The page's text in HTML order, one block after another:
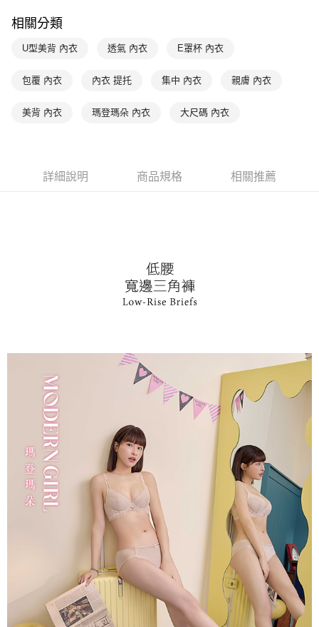
【注意事項】
１．透過由恩沛科技股份有限公司提供之「AFTEE先享後付」服務完成之交
２．關於個人資料處理事宜，請瀏覽以下網址：
３．未成年的使用者請事先徵得法定代理人或監護人之同意方可使用
請求用戶進行身份認證。
５．嚴禁一人註冊多個帳號或使用他人資訊註冊。若發現惡意使用之情形，
7-11取貨付款
每筆NT$90，滿NT$1,000(含以上)免運費
宅配
每筆NT$150，滿NT$2,000(含以上)免運費
相關分類
U型美背 內衣 透氣 內衣 E罩杯 內衣
包覆 內衣 內衣 提托 集中 內衣 親膚 內衣
美背 內衣 瑪登瑪朵 內衣 大尺碼 內衣
詳細說明 商品規格 相關推薦